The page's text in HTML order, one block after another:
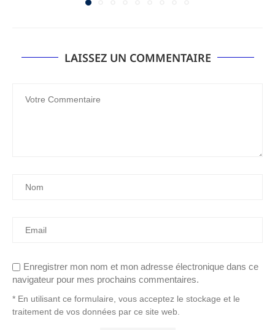
LAISSEZ UN COMMENTAIRE
Enregistrer mon nom et mon adresse électronique dans ce
navigateur pour mes prochains commentaires.
* En utilisant ce formulaire, vous acceptez le stockage et le
traitement de vos données par ce site web.